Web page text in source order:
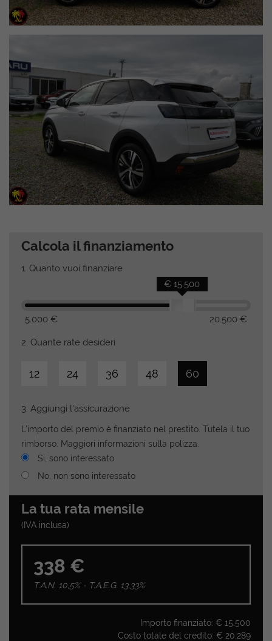
Calcola il finanziamento
1. Quanto vuoi finanziare
5.000 € 20.500 €
€ 15.500
2. Quante rate desideri
12 24 36 48 60
3. Aggiungi l'assicurazione
L'importo del premio è finanziato nel prestito. Tutela il tuo
rimborso. Maggiori informazioni sulla polizza.
Si, sono interessato
No, non sono interessato
La tua rata mensile
(IVA inclusa)
338 €
T.A.N. 10,5% - T.A.E.G. 13,33%
Importo finanziato: € 15.500
Costo totale del credito: € 20.289